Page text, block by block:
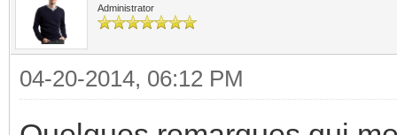
Administrator
04-20-2014, 06:12 PM